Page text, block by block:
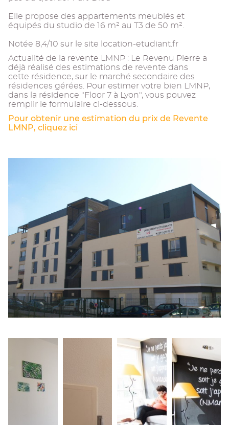
Elle propose des appartements meublés et
équipés du studio de 16 m² au T3 de 50 m².
Notée 8,4/10 sur le site location-etudiant.fr
Actualité de la revente LMNP : Le Revenu Pierre a
déjà réalisé des estimations de revente dans
cette résidence, sur le marché secondaire des
résidences gérées. Pour estimer votre bien LMNP,
dans la résidence "Floor 7 à Lyon", vous pouvez
remplir le formulaire ci-dessous.
Pour obtenir une estimation du prix de Revente
LMNP, cliquez ici